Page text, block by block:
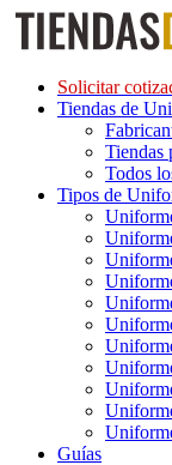
Solicitar
Tiendas de
Tiendas
Todos
Tipos de
Guías